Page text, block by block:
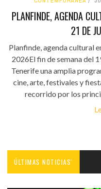
PLANFINDE, AGENDA
21 DE
Planfinde, agenda cultural
2026El fin de semana del
Tenerife una amplia
cine, arte, festivales y
recorrido por los
ÚLTIMAS NOTICIAS'